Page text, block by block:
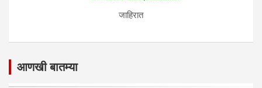
जाहिरात
आणखी बातम्या